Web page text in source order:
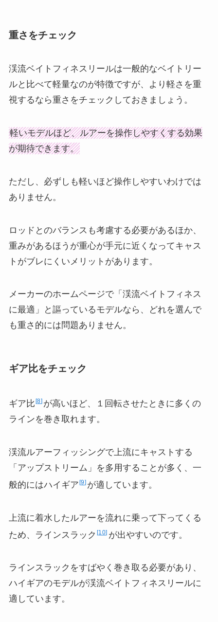
重さをチェック
渓流ベイトフィネスリールは一般的なベイトリー
ルと比べて軽量なのが特徴ですが、より軽さを重
視するなら重さをチェックしておきましょう。
軽いモデルほど、ルアーを操作しやすくする効果
が期待できます。
ただし、必ずしも軽いほど操作しやすいわけでは
ありません。
ロッドとのバランスも考慮する必要があるほか、
重みがあるほうが重心が手元に近くなってキャス
トがブレにくいメリットがあります。
メーカーのホームページで「渓流ベイトフィネス
に最適」と謳っているモデルなら、どれを選んで
も重さ的には問題ありません。
ギア比をチェック
ギア比 8 が高いほど、１回転させたときに多くの
ラインを巻き取れます。
渓流ルアーフィッシングで上流にキャストする
「アップストリーム」を多用することが多く、一
般的にはハイギア 9 が適しています。
上流に着水したルアーを流れに乗って下ってくる
ため、ラインスラック 10 が出やすいのです。
ラインスラックをすばやく巻き取る必要があり、
ハイギアのモデルが渓流ベイトフィネスリールに
適しています。